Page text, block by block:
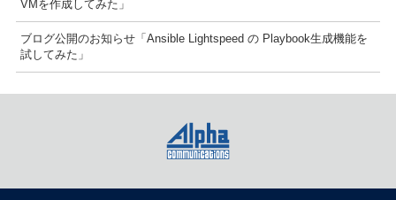
VMを作成してみた」
ブログ公開のお知らせ「Ansible Lightspeed の Playbook生成機能を
試してみた」